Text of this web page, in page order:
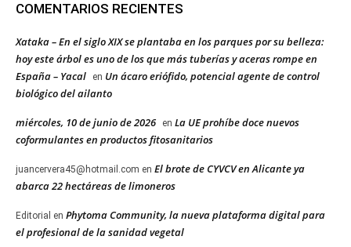
COMENTARIOS RECIENTES
Xataka – En el siglo XIX se plantaba en los parques por su belleza:
hoy este árbol es uno de los que más tuberías y aceras rompe en
España – Yacal
en Un ácaro eriófido, potencial agente de control
biológico del ailanto
miércoles, 10 de junio de 2026 en La UE prohíbe doce nuevos
coformulantes en productos fitosanitarios
juancervera45@hotmail.com en El brote de CYVCV en Alicante ya
abarca 22 hectáreas de limoneros
Editorial en Phytoma Community, la nueva plataforma digital para
el profesional de la sanidad vegetal